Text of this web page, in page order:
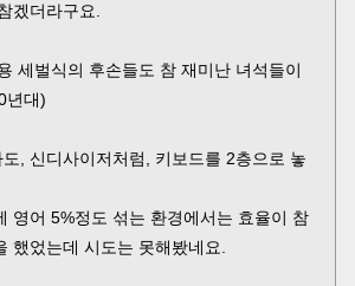
겠더라구요.
세벌식의 후손들도 참 재미난 녀석들이
년대)
, 신디사이저처럼, 키보드를 2층으로 놓
영어 5%정도 섞는 환경에서는 효율이 참
했었는데 시도는 못해봤네요.